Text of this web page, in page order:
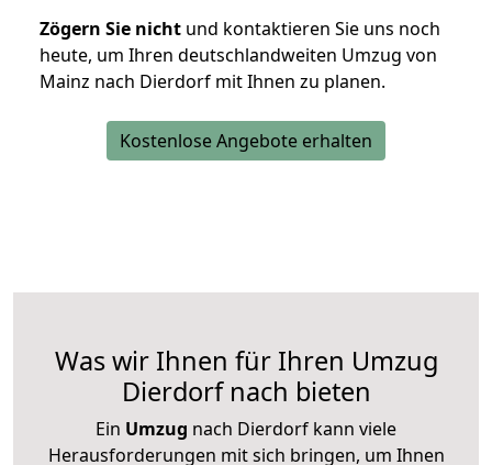
Zögern Sie nicht und kontaktieren Sie uns noch
heute, um Ihren deutschlandweiten Umzug von
Mainz nach Dierdorf mit Ihnen zu planen.
Kostenlose Angebote erhalten
Was wir Ihnen für Ihren Umzug
Dierdorf nach bieten
Ein Umzug nach Dierdorf kann viele
Herausforderungen mit sich bringen, um Ihnen